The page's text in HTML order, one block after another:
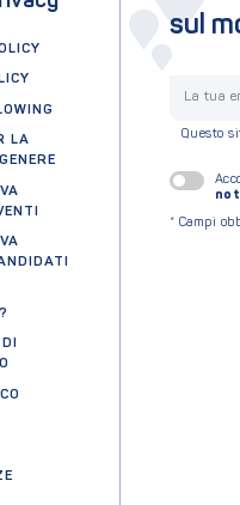
LA
sul
Questo
* Campi